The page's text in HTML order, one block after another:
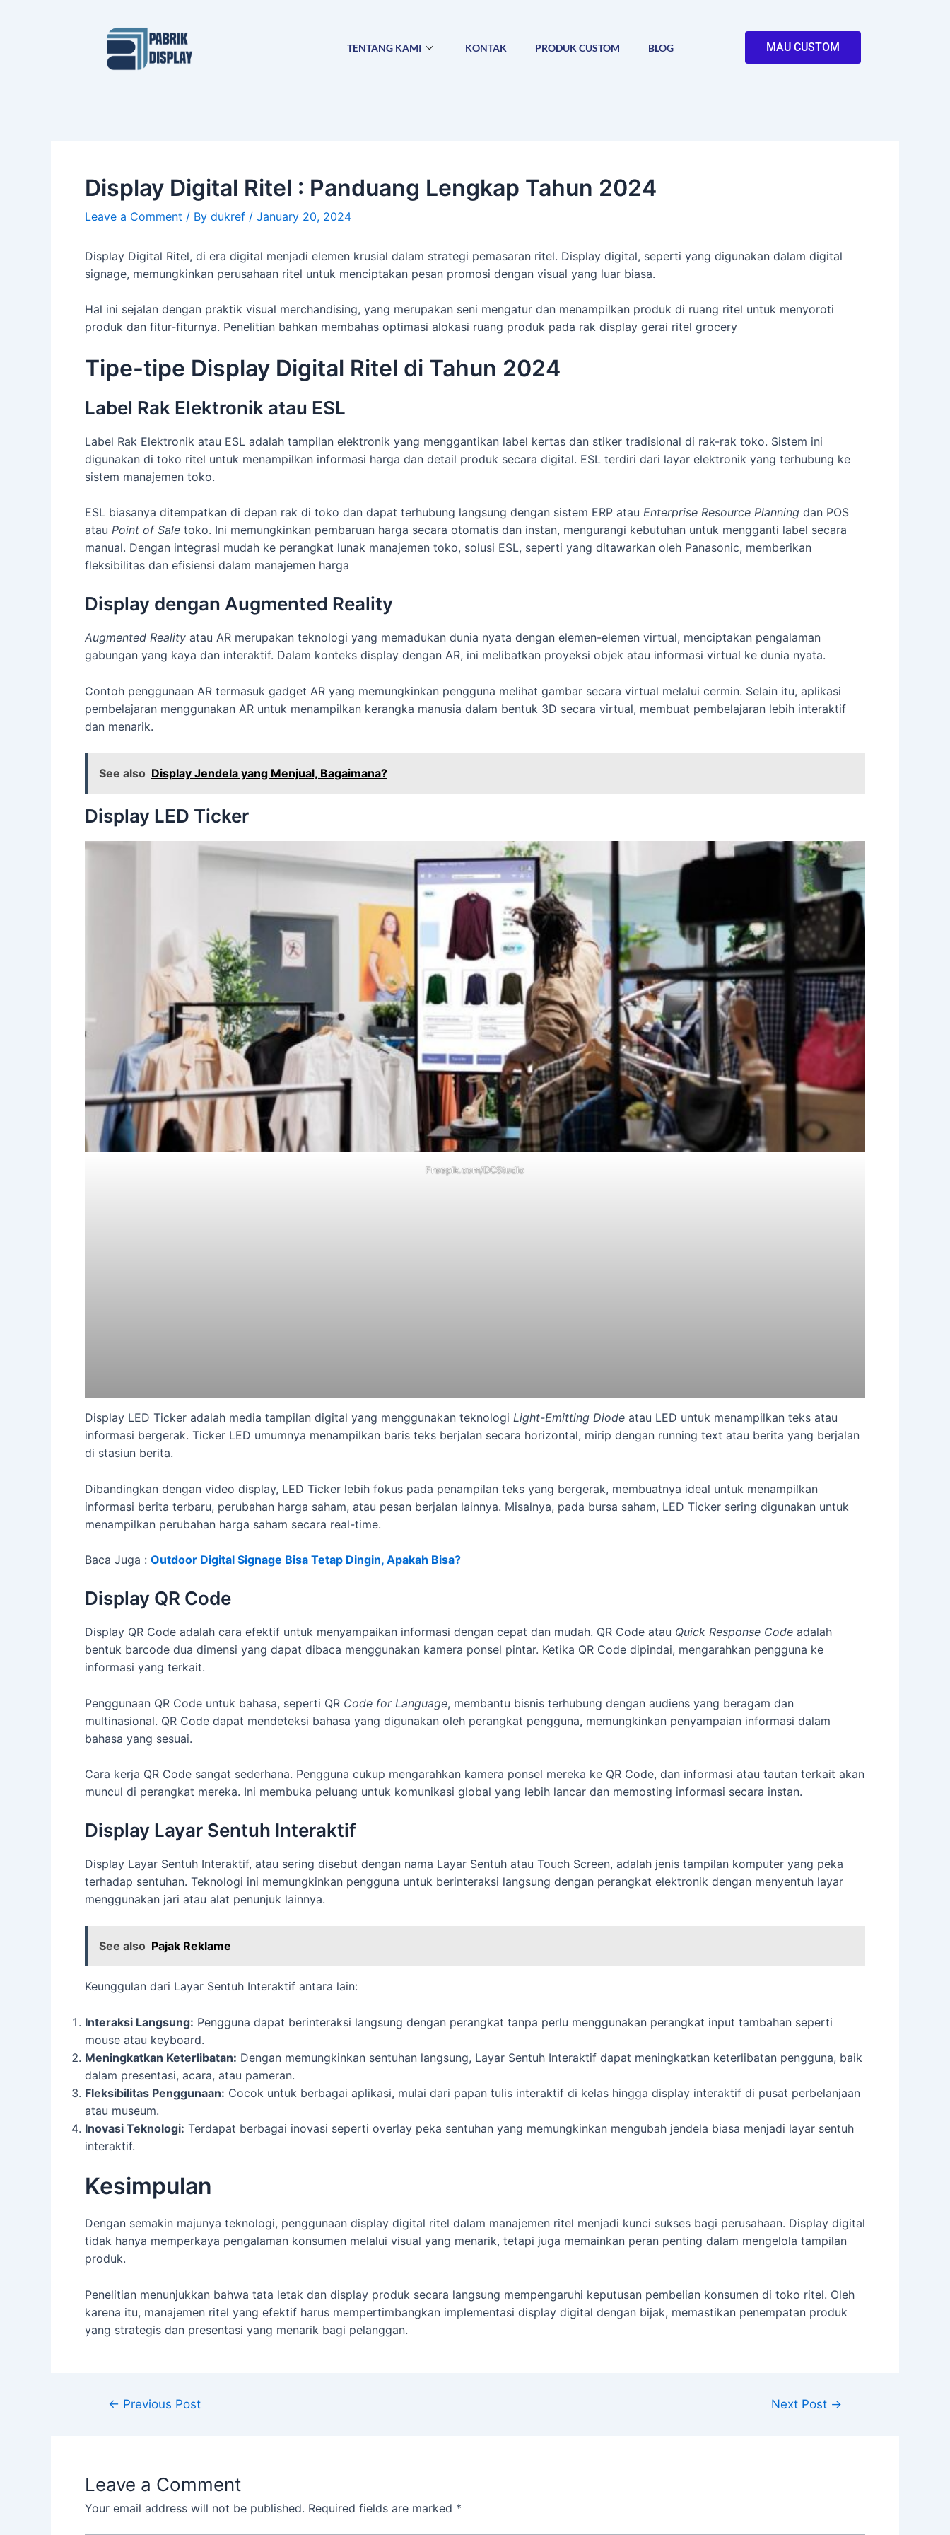
TENTANG KAMI KONTAK PRODUK CUSTOM BLOG MAU CUSTOM
Display Digital Ritel : Panduang Lengkap Tahun 2024
Leave a Comment / By dukref / January 20, 2024
Display Digital Ritel, di era digital menjadi elemen krusial dalam strategi pemasaran ritel. Display digital, seperti yang digunakan dalam digital
signage, memungkinkan perusahaan ritel untuk menciptakan pesan promosi dengan visual yang luar biasa.
Hal ini sejalan dengan praktik visual merchandising, yang merupakan seni mengatur dan menampilkan produk di ruang ritel untuk menyoroti
produk dan fitur-fiturnya. Penelitian bahkan membahas optimasi alokasi ruang produk pada rak display gerai ritel grocery
Tipe-tipe Display Digital Ritel di Tahun 2024
Label Rak Elektronik atau ESL
Label Rak Elektronik atau ESL adalah tampilan elektronik yang menggantikan label kertas dan stiker tradisional di rak-rak toko. Sistem ini
digunakan di toko ritel untuk menampilkan informasi harga dan detail produk secara digital. ESL terdiri dari layar elektronik yang terhubung ke
sistem manajemen toko.
ESL biasanya ditempatkan di depan rak di toko dan dapat terhubung langsung dengan sistem ERP atau Enterprise Resource Planning dan POS
atau Point of Sale toko. Ini memungkinkan pembaruan harga secara otomatis dan instan, mengurangi kebutuhan untuk mengganti label secara
manual. Dengan integrasi mudah ke perangkat lunak manajemen toko, solusi ESL, seperti yang ditawarkan oleh Panasonic, memberikan
fleksibilitas dan efisiensi dalam manajemen harga
Display dengan Augmented Reality
Augmented Reality atau AR merupakan teknologi yang memadukan dunia nyata dengan elemen-elemen virtual, menciptakan pengalaman
gabungan yang kaya dan interaktif. Dalam konteks display dengan AR, ini melibatkan proyeksi objek atau informasi virtual ke dunia nyata.
Contoh penggunaan AR termasuk gadget AR yang memungkinkan pengguna melihat gambar secara virtual melalui cermin. Selain itu, aplikasi
pembelajaran menggunakan AR untuk menampilkan kerangka manusia dalam bentuk 3D secara virtual, membuat pembelajaran lebih interaktif
dan menarik.
See also Display Jendela yang Menjual, Bagaimana?
Display LED Ticker
Freepik.com/DCStudio
Display LED Ticker adalah media tampilan digital yang menggunakan teknologi Light-Emitting Diode atau LED untuk menampilkan teks atau
informasi bergerak. Ticker LED umumnya menampilkan baris teks berjalan secara horizontal, mirip dengan running text atau berita yang berjalan
di stasiun berita.
Dibandingkan dengan video display, LED Ticker lebih fokus pada penampilan teks yang bergerak, membuatnya ideal untuk menampilkan
informasi berita terbaru, perubahan harga saham, atau pesan berjalan lainnya. Misalnya, pada bursa saham, LED Ticker sering digunakan untuk
menampilkan perubahan harga saham secara real-time.
Baca Juga : Outdoor Digital Signage Bisa Tetap Dingin, Apakah Bisa?
Display QR Code
Display QR Code adalah cara efektif untuk menyampaikan informasi dengan cepat dan mudah. QR Code atau Quick Response Code adalah
bentuk barcode dua dimensi yang dapat dibaca menggunakan kamera ponsel pintar. Ketika QR Code dipindai, mengarahkan pengguna ke
informasi yang terkait.
Penggunaan QR Code untuk bahasa, seperti QR Code for Language, membantu bisnis terhubung dengan audiens yang beragam dan
multinasional. QR Code dapat mendeteksi bahasa yang digunakan oleh perangkat pengguna, memungkinkan penyampaian informasi dalam
bahasa yang sesuai.
Cara kerja QR Code sangat sederhana. Pengguna cukup mengarahkan kamera ponsel mereka ke QR Code, dan informasi atau tautan terkait akan
muncul di perangkat mereka. Ini membuka peluang untuk komunikasi global yang lebih lancar dan memosting informasi secara instan.
Display Layar Sentuh Interaktif
Display Layar Sentuh Interaktif, atau sering disebut dengan nama Layar Sentuh atau Touch Screen, adalah jenis tampilan komputer yang peka
terhadap sentuhan. Teknologi ini memungkinkan pengguna untuk berinteraksi langsung dengan perangkat elektronik dengan menyentuh layar
menggunakan jari atau alat penunjuk lainnya.
See also Pajak Reklame
Keunggulan dari Layar Sentuh Interaktif antara lain:
Interaksi Langsung: Pengguna dapat berinteraksi langsung dengan perangkat tanpa perlu menggunakan perangkat input tambahan seperti
mouse atau keyboard.
Meningkatkan Keterlibatan: Dengan memungkinkan sentuhan langsung, Layar Sentuh Interaktif dapat meningkatkan keterlibatan pengguna, baik
dalam presentasi, acara, atau pameran.
Fleksibilitas Penggunaan: Cocok untuk berbagai aplikasi, mulai dari papan tulis interaktif di kelas hingga display interaktif di pusat perbelanjaan
atau museum.
Inovasi Teknologi: Terdapat berbagai inovasi seperti overlay peka sentuhan yang memungkinkan mengubah jendela biasa menjadi layar sentuh
interaktif.
Kesimpulan
Dengan semakin majunya teknologi, penggunaan display digital ritel dalam manajemen ritel menjadi kunci sukses bagi perusahaan. Display digital
tidak hanya memperkaya pengalaman konsumen melalui visual yang menarik, tetapi juga memainkan peran penting dalam mengelola tampilan
produk.
Penelitian menunjukkan bahwa tata letak dan display produk secara langsung mempengaruhi keputusan pembelian konsumen di toko ritel. Oleh
karena itu, manajemen ritel yang efektif harus mempertimbangkan implementasi display digital dengan bijak, memastikan penempatan produk
yang strategis dan presentasi yang menarik bagi pelanggan.
navigation
← Previous Post Next Post →
Leave a Comment
Your email address will not be published. Required fields are marked *